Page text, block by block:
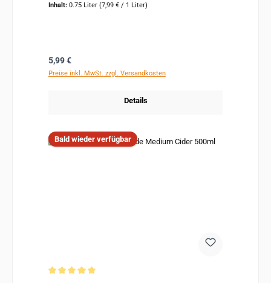
Inhalt: 0.75 Liter (7,99 € / 1 Liter)
Regulärer Preis:
5,99 €
Preise inkl. MwSt. zzgl. Versandkosten
Details
Bald wieder verfügbar